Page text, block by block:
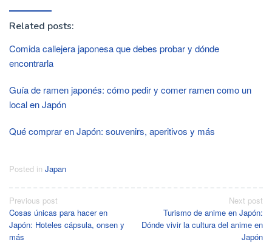
Related posts:
Comida callejera japonesa que debes probar y dónde
encontrarla
Guía de ramen japonés: cómo pedir y comer ramen como un
local en Japón
Qué comprar en Japón: souvenirs, aperitivos y más
Posted in Japan
Post
navigation
Previous post
Cosas únicas para hacer en
Japón: Hoteles cápsula, onsen y
más
Next post
Turismo de anime en Japón:
Dónde vivir la cultura del anime en
Japón